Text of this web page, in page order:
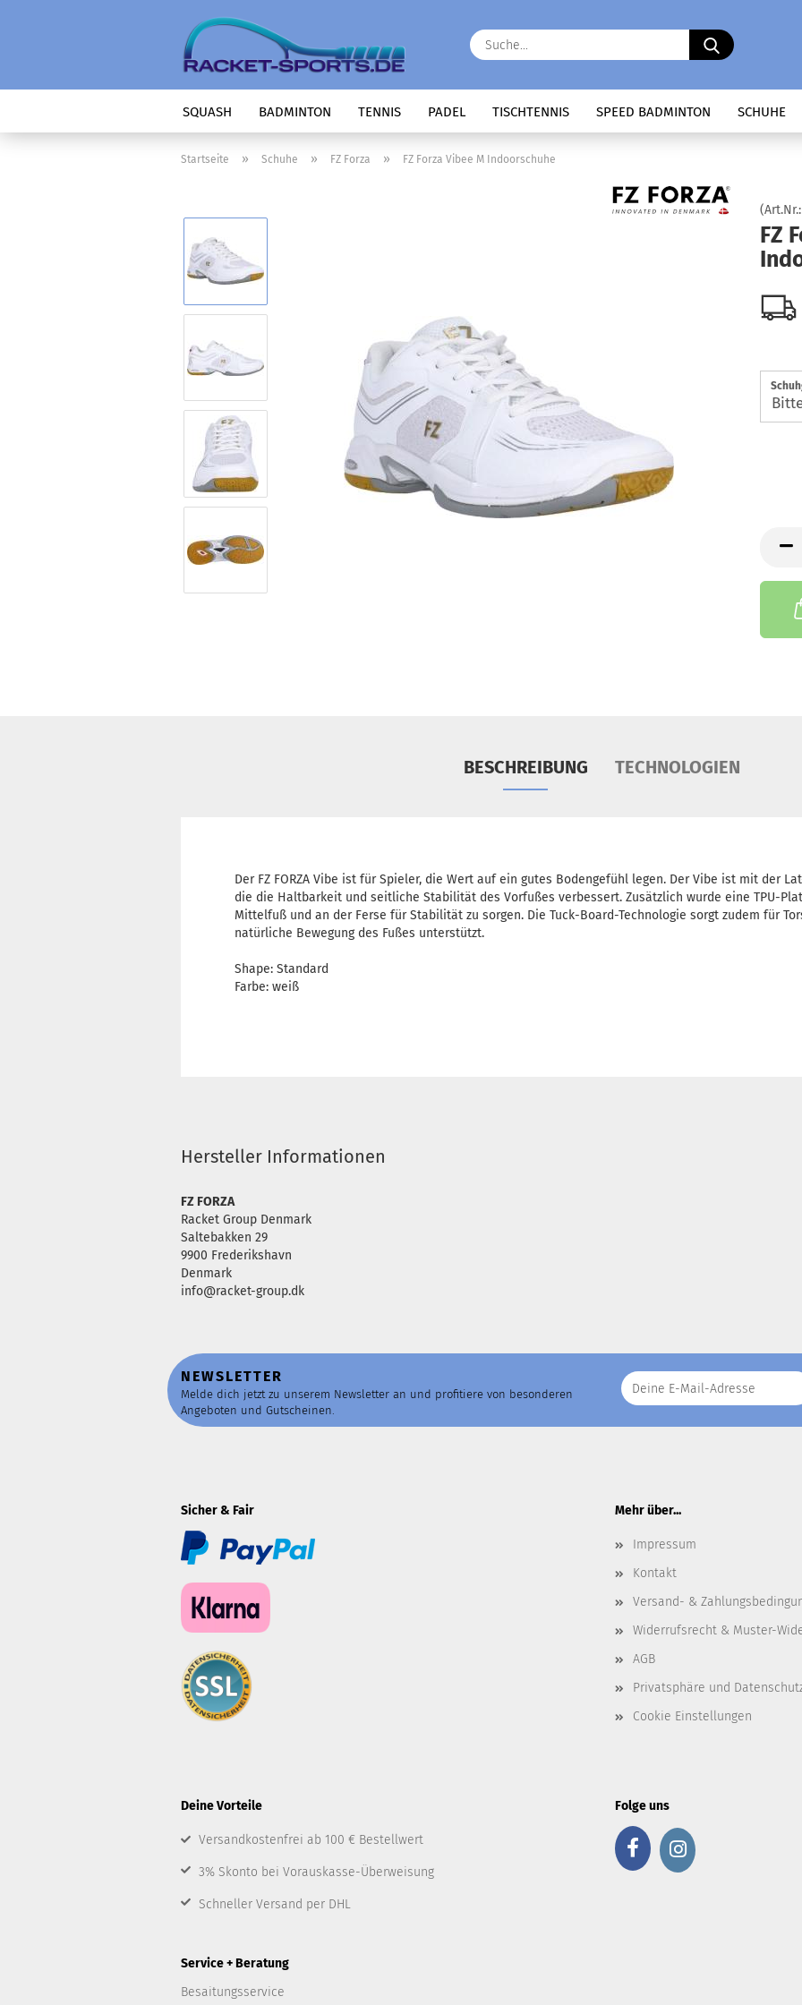
Suche...
SQUASH BADMINTON TENNIS PADEL TISCHTENNIS SPEED BADMINTON SCHUHE
Startseite » Schuhe » FZ Forza » FZ Forza Vibee M Indoorschuhe
FZ
BESCHREIBUNG TECHNOLOGIEN
Der FZ FORZA Vibe ist für Spieler, die Wert auf ein gutes Bodengefühl legen. Der Vibe ist mit der
die die Haltbarkeit und seitliche Stabilität des Vorfußes verbessert. Zusätzlich wurde eine TPU-
Mittelfuß und an der Ferse für Stabilität zu sorgen. Die Tuck-Board-Technologie sorgt zudem für
natürliche Bewegung des Fußes unterstützt.
Shape: Standard
Farbe: weiß
Hersteller Informationen
FZ FORZA
Racket Group Denmark
Saltebakken 29
9900 Frederikshavn
Denmark
info@racket-group.dk
NEWSLETTER
Melde dich jetzt zu unserem Newsletter an und profitiere von besonderen
Angeboten und Gutscheinen.
Sicher & Fair Mehr über...
Impressum
Kontakt
Versand- &
Widerrufsrecht & Muster-
AGB
Privatsphäre und
Cookie Einstellungen
Deine Vorteile
Versandkostenfrei ab 100 € Bestellwert
3% Skonto bei Vorauskasse-Überweisung
Schneller Versand per DHL
Service + Beratung
Besaitungsservice
Folge uns